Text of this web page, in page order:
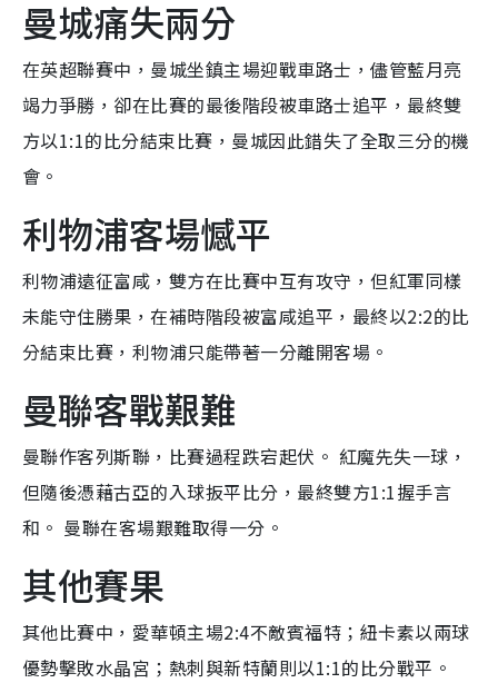
曼城痛失兩分
在英超聯賽中，曼城坐鎮主場迎戰車路士，儘管藍月亮
竭力爭勝，卻在比賽的最後階段被車路士追平，最終雙
方以1:1的比分結束比賽，曼城因此錯失了全取三分的機
會。
利物浦客場憾平
利物浦遠征富咸，雙方在比賽中互有攻守，但紅軍同樣
未能守住勝果，在補時階段被富咸追平，最終以2:2的比
分結束比賽，利物浦只能帶著一分離開客場。
曼聯客戰艱難
曼聯作客列斯聯，比賽過程跌宕起伏。 紅魔先失一球，
但隨後憑藉古亞的入球扳平比分，最終雙方1:1握手言
和。 曼聯在客場艱難取得一分。
其他賽果
其他比賽中，愛華頓主場2:4不敵賓福特；紐卡素以兩球
優勢擊敗水晶宮；熱刺與新特蘭則以1:1的比分戰平。